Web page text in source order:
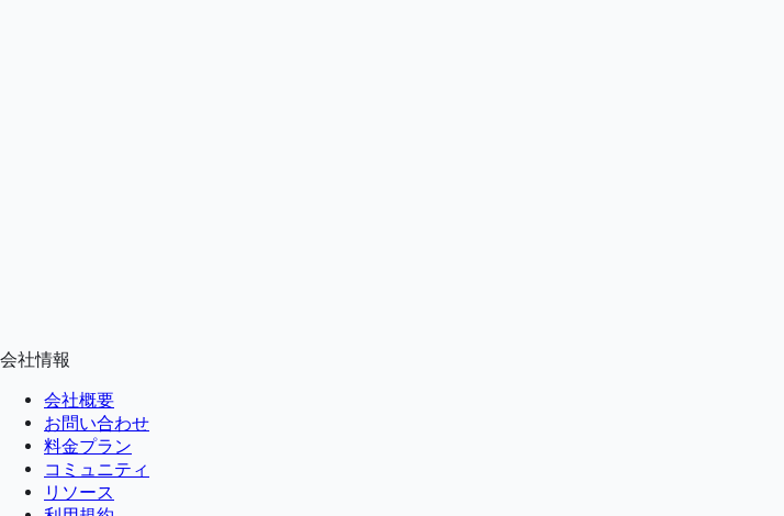
会社情報
会社概要
お問い合わせ
料金プラン
コミュニティ
リソース